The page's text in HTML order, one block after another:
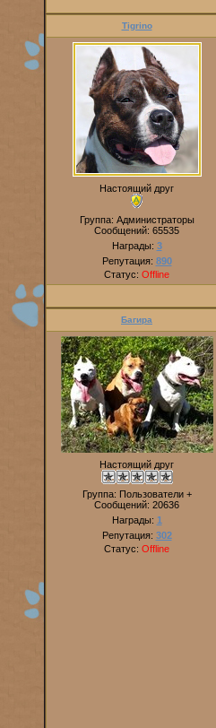
Tigrino
Настоящий друг
Группа: Администраторы
Сообщений: 65535
Награды: 3
Репутация: 890
Статус: Offline
Багира
Настоящий друг
Группа: Пользователи +
Сообщений: 20636
Награды: 1
Репутация: 302
Статус: Offline